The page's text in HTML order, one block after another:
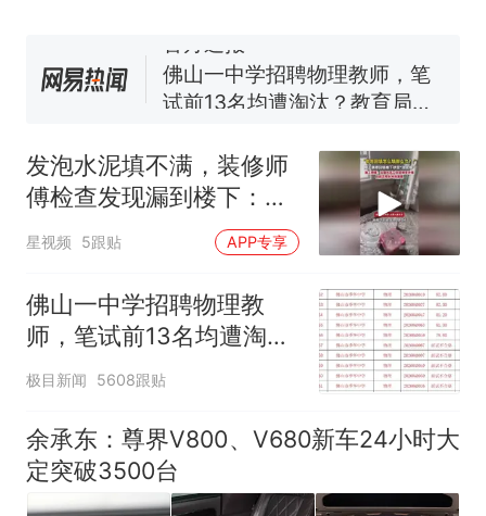
佛山一中学招聘物理教师，笔
试前13名均遭淘汰？教育局：
核查
力已达15级 最新研判
热 那个在床头放菜刀的女孩，
因老师一句“跟我回家”改写了
发泡水泥填不满，装修师
傅检查发现漏到楼下：出
风口未延伸到外墙
星视频 5跟贴 APP专享
佛山一中学招聘物理教
师，笔试前13名均遭淘
汰？教育局：已叫停招
极目新闻 5608跟贴
余承东：尊界V800、V680新车24小时大
定突破3500台